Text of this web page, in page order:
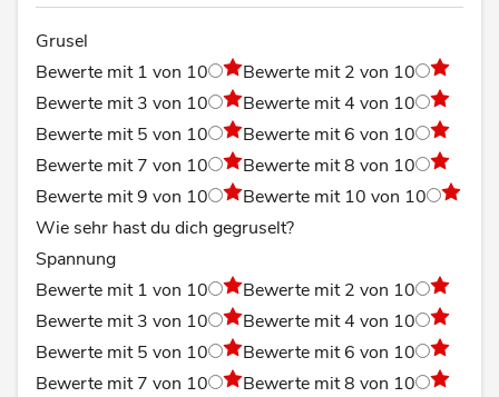
Grusel
Bewerte mit 1 von 10
Bewerte mit 2 von 10
Bewerte mit 3 von 10
Bewerte mit 4 von 10
Bewerte mit 5 von 10
Bewerte mit 6 von 10
Bewerte mit 7 von 10
Bewerte mit 8 von 10
Bewerte mit 9 von 10
Bewerte mit 10 von 10
Wie sehr hast du dich gegruselt?
Spannung
Bewerte mit 1 von 10
Bewerte mit 2 von 10
Bewerte mit 3 von 10
Bewerte mit 4 von 10
Bewerte mit 5 von 10
Bewerte mit 6 von 10
Bewerte mit 7 von 10
Bewerte mit 8 von 10